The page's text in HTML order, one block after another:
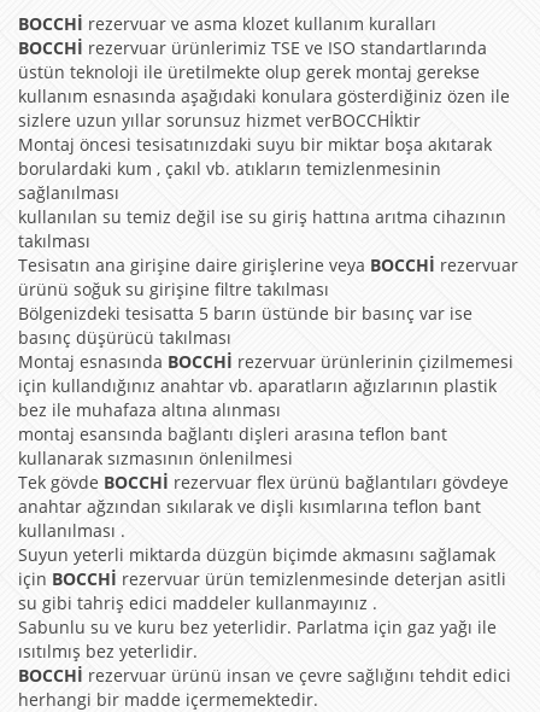
BOCCHİ rezervuar ve asma klozet kullanım kuralları
BOCCHİ rezervuar ürünlerimiz TSE ve ISO standartlarında
üstün teknoloji ile üretilmekte olup gerek montaj gerekse
kullanım esnasında aşağıdaki konulara gösterdiğiniz özen ile
sizlere uzun yıllar sorunsuz hizmet verBOCCHİktir
Montaj öncesi tesisatınızdaki suyu bir miktar boşa akıtarak
borulardaki kum , çakıl vb. atıkların temizlenmesinin
sağlanılması
kullanılan su temiz değil ise su giriş hattına arıtma cihazının
takılması
Tesisatın ana girişine daire girişlerine veya BOCCHİ rezervuar
ürünü soğuk su girişine filtre takılması
Bölgenizdeki tesisatta 5 barın üstünde bir basınç var ise
basınç düşürücü takılması
Montaj esnasında BOCCHİ rezervuar ürünlerinin çizilmemesi
için kullandığınız anahtar vb. aparatların ağızlarının plastik
bez ile muhafaza altına alınması
montaj esansında bağlantı dişleri arasına teflon bant
kullanarak sızmasının önlenilmesi
Tek gövde BOCCHİ rezervuar flex ürünü bağlantıları gövdeye
anahtar ağzından sıkılarak ve dişli kısımlarına teflon bant
kullanılması .
Suyun yeterli miktarda düzgün biçimde akmasını sağlamak
için BOCCHİ rezervuar ürün temizlenmesinde deterjan asitli
su gibi tahriş edici maddeler kullanmayınız .
Sabunlu su ve kuru bez yeterlidir. Parlatma için gaz yağı ile
ısıtılmış bez yeterlidir.
BOCCHİ rezervuar ürünü insan ve çevre sağlığını tehdit edici
herhangi bir madde içermemektedir.